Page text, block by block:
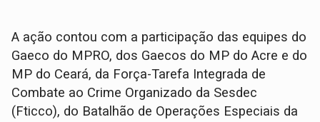
A ação contou com a participação das equipes do
Gaeco do MPRO, dos Gaecos do MP do Acre e do
MP do Ceará, da Força-Tarefa Integrada de
Combate ao Crime Organizado da Sesdec
(Fticco), do Batalhão de Operações Especiais da